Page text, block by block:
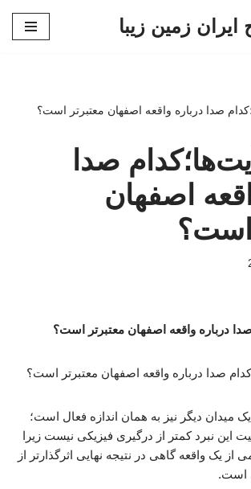
زمین زیبا
صدا درباره واقعه اصفهان معتبرتر است؟
صدا
اصفهان
است؟
درباره واقعه اصفهان معتبرتر است؟
میدان دیگر نیز به همان اندازه فعال است؛
این نبرد کمتر از درگیری فیزیکی نیست زیرا
یک واقعه گاهی در نتیجه‌ نهایی اثرگذارتر از
است.